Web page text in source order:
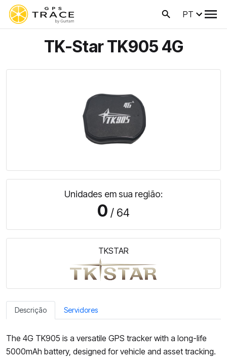
PT
TK-Star TK905 4G
Unidades em sua região:
0 / 64
TKSTAR
Descrição Servidores
The 4G TK905 is a versatile GPS tracker with a long-life
5000mAh battery, designed for vehicle and asset tracking.